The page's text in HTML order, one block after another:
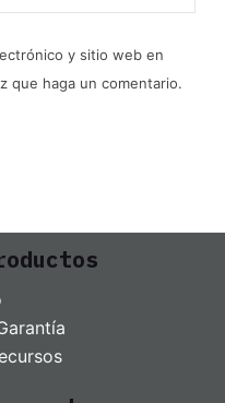
y sitio web en
que haga un comentario.